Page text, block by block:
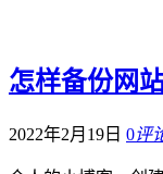
怎样备份网
2022年2月19日 0评